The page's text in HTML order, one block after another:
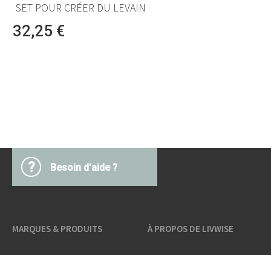
SET POUR CRÉER DU LEVAIN
32,25 €
? Besoin d'aide ?
MARQUES & PRODUITS À PROPOS DE LIVWISE